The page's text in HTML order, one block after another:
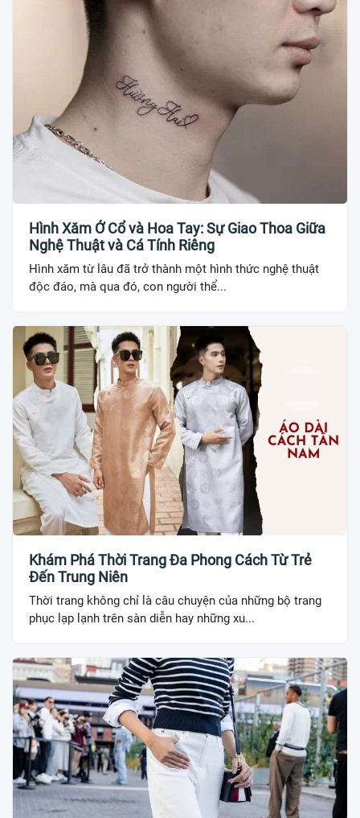
Hình Xăm Ở Cổ và Hoa Tay: Sự Giao Thoa Giữa
Nghệ Thuật và Cá Tính Riêng
Hình xăm từ lâu đã trở thành một hình thức nghệ thuật
độc đáo, mà qua đó, con người thể...
Khám Phá Thời Trang Đa Phong Cách Từ Trẻ
Đến Trung Niên
Thời trang không chỉ là câu chuyện của những bộ trang
phục lạp lạnh trên sàn diễn hay những xu...